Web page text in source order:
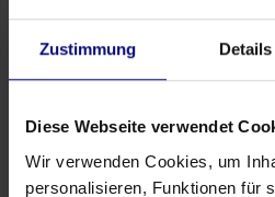
Zustimmung Details
Diese Webseite verwendet
Wir verwenden Cookies, um
personalisieren, Funktionen für